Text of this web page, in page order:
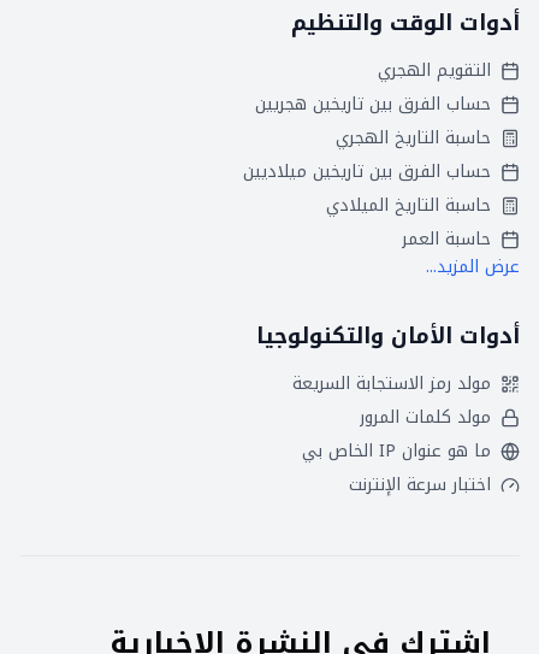
أدوات الوقت والتنظيم
التقويم الهجري
حساب الفرق بين تاريخين هجريين
حاسبة التاريخ الهجري
حساب الفرق بين تاريخين ميلاديين
حاسبة التاريخ الميلادي
حاسبة العمر
عرض المزيد...
أدوات الأمان والتكنولوجيا
مولد رمز الاستجابة السريعة
مولد كلمات المرور
ما هو عنوان IP الخاص بي
اختبار سرعة الإنترنت
اشترك في النشرة الإخبارية